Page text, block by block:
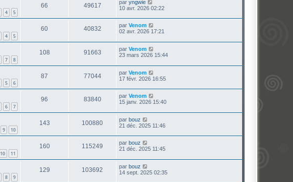
4 5
66 49617 par yngwie
10 avr. 2026 02:22
4 5
60 40832 par Venom
02 avr. 2026 17:21
7 8
108 91663 par Venom
23 mars 2026 15:44
5 6
87 77044 par Venom
17 févr. 2026 16:55
6 7
96 83840 par Venom
15 janv. 2026 15:40
9 10
143 100880 par bouz
21 déc. 2025 11:46
10 11
160 115249 par bouz
21 déc. 2025 11:45
8 9
129 103692 par bouz
14 sept. 2025 02:35